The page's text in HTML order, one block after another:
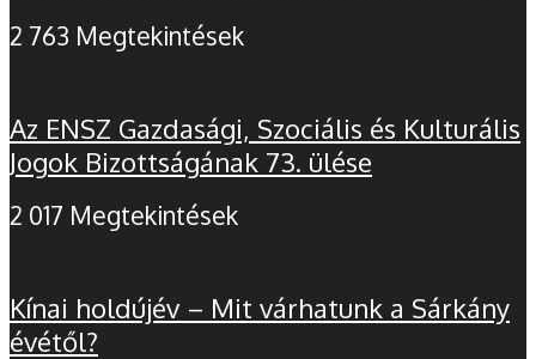
2 763 Megtekintések
Az ENSZ Gazdasági, Szociális és Kulturális
Jogok Bizottságának 73. ülése
2 017 Megtekintések
Kínai holdújév – Mit várhatunk a Sárkány
évétől?